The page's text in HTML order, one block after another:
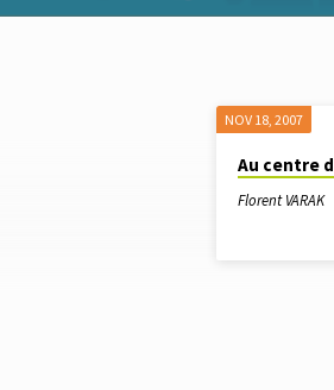
SERMONS
NOV 18, 2007
Au centre
Florent VARAK